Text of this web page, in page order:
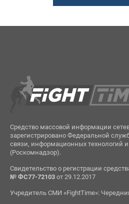
Средство массовой информации
зарегистрировано Федеральной
связи, информационных технологий
(Роскомнадзор).
Свидетельство о регистрации
№ ФС77-72103от 29.12.2017
Учредитель СМИ «FightTime»: